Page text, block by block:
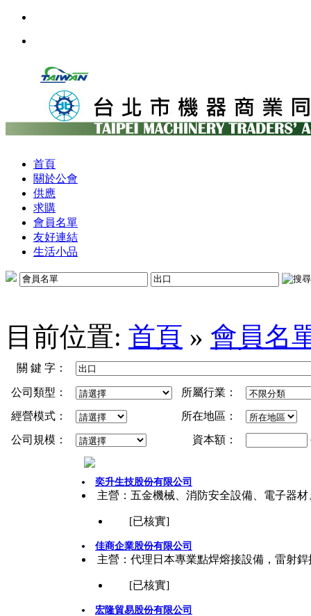
首頁
關於公會
供應
求購
會員名單
友好連結
生活小品
目前位置: 首頁 » 會員名
關 鍵 字：
公司類型：
所屬行業：
經營模式：
所在地區：
公司規模：
資本額：
奕升生技股份有限公司
主營：五金機械、消防安全設備、電子器
[已核實]
佳商企業股份有限公司
主營：代理日本專業點焊熔接設備，雷射
[已核實]
宏隆貿易股份有限公司